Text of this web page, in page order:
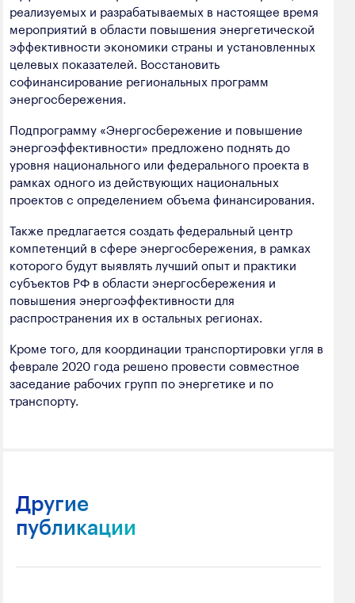
реализуемых и разрабатываемых в настоящее время
мероприятий в области повышения энергетической
эффективности экономики страны и установленных
целевых показателей. Восстановить
софинансирование региональных программ
энергосбережения.
Подпрограмму «Энергосбережение и повышение
энергоэффективности» предложено поднять до
уровня национального или федерального проекта в
рамках одного из действующих национальных
проектов с определением объема финансирования.
Также предлагается создать федеральный центр
компетенций в сфере энергосбережения, в рамках
которого будут выявлять лучший опыт и практики
субъектов РФ в области энергосбережения и
повышения энергоэффективности для
распространения их в остальных регионах.
Кроме того, для координации транспортировки угля в
феврале 2020 года решено провести совместное
заседание рабочих групп по энергетике и по
транспорту.
Другие
публикации